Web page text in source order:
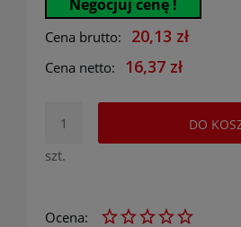
Negocjuj cenę !
Cena brutto: 20,13 zł
Cena netto: 16,37 zł
szt.
DO
Ocena: